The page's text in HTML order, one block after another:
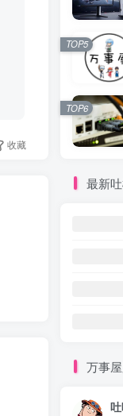
收藏
TOP5
TOP6
最新吐
万事